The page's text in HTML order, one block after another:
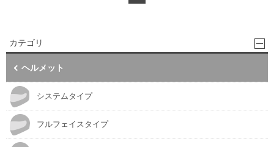
カテゴリ
ヘルメット
システムタイプ
フルフェイスタイプ